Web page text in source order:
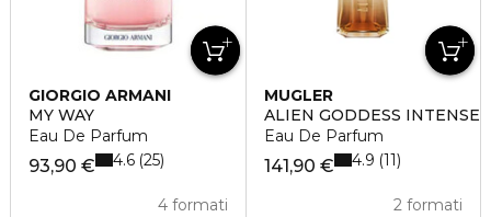
GIORGIO ARMANI
MY WAY
Eau De Parfum
93,90 €
4 formati
4.6 25
MUGLER
ALIEN GODDESS INTENSE
Eau De Parfum
141,90 €
2 formati
4.9 11